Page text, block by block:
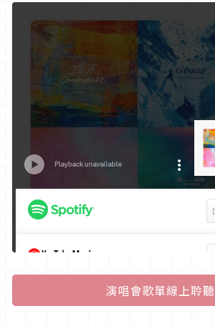
演唱會歌單線上聆聽